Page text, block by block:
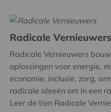
Radicale Vernieuwers
Radicale Vernieuwers
oplossingen voor energie,
economie, inclusie, zorg,
radicale ideeën om in een
Leer de tien Radicale